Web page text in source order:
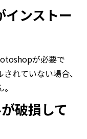
ンストー
が必要で
れていない場合、
破損して